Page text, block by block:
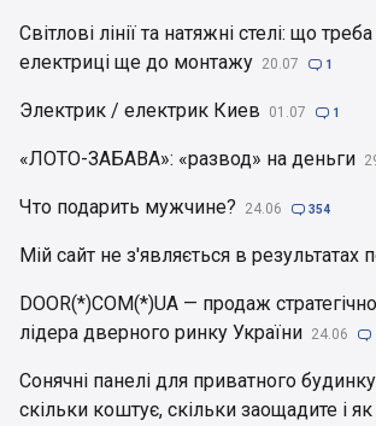
Світлові лінії та натяжні стелі: що
електриці ще до монтажу 20.07  1
Электрик / електрик Киев 01.07  1
«ЛОТО-ЗАБАВА»: «развод» на деньги
Что подарить мужчине? 24.06  354
Мій сайт не з'являється в результатах
DOOR(*)COM(*)UA — продаж
лідера дверного ринку України 24.06 
Сонячні панелі для приватного
скільки коштує, скільки заощадите і